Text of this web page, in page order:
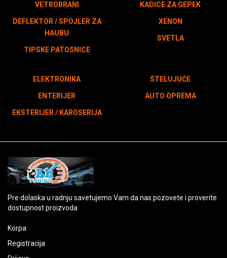
VETROBRANI
DEFLEKTOR / SPOJLER ZA
HAUBU
TIPSKE PATOSNICE
KADICE ZA GEPEK
XENON
SVETLA
ELEKTRONIKA
ENTERIJER
EKSTERIJER / KAROSERIJA
ŠTELUJUĆE
AUTO OPREMA
Pre dolaska u radnju savetujemo Vam da nas pozovete i proverite
dostupnost proizvoda.
Korpa
Registracija